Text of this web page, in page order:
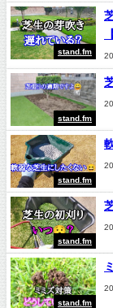
stand.fm
stand.fm
stand.fm
stand.fm
stand.fm